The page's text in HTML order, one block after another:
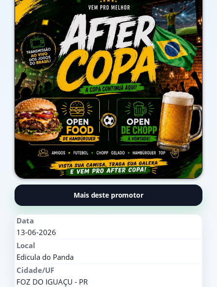
Mais deste promotor
Data
13-06-2026
Local
Edicula do Panda
Cidade/UF
FOZ DO IGUAÇU - PR